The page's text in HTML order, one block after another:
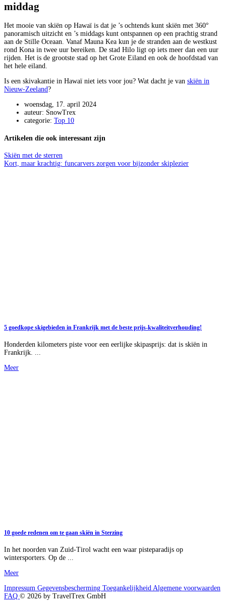
middag
Het mooie van skiën op Hawaï is dat je ’s ochtends kunt skiën met 360°
panoramisch uitzicht en ’s middags kunt ontspannen op een prachtig strand
aan de Stille Oceaan. Vanaf Mauna Kea kun je de stranden aan de westkust
rond Kona in twee uur bereiken. De stad Hilo ligt op iets meer dan een uur
rijden. Het is de grootste stad op het Grote Eiland en ook de hoofdstad van
het hele eiland.
Is een skivakantie in Hawaï niet iets voor jou? Wat dacht je van skiën in
Nieuw-Zeeland?
woensdag, 17. april 2024
auteur: SnowTrex
categorie: Top 10
Artikelen die ook interessant zijn
Skiën met de sterren
Kort, maar krachtig: funcarvers zorgen voor bijzonder skiplezier
5 goedkope skigebieden in Frankrijk met de beste prijs-kwaliteitverhouding!
Honderden kilometers piste voor een eerlijke skipasprijs: dat is skiën in
Frankrijk. ...
Meer
10 goede redenen om te gaan skiën in Sterzing
In het noorden van Zuid-Tirol wacht een waar pisteparadijs op
wintersporters. Op de ...
Meer
Impressum Gegevensbescherming Toegankelijkheid Algemene voorwaarden
FAQ © 2026 by TravelTrex GmbH